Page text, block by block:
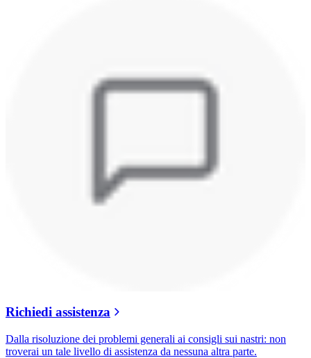
Richiedi assistenza
Dalla risoluzione dei problemi generali ai consigli sui nastri: non
troverai un tale livello di assistenza da nessuna altra parte.